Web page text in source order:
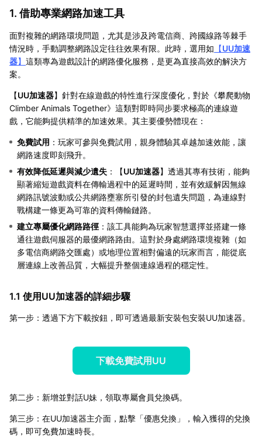
1. 借助專業網路加速工具
面對複雜的網路環境問題，尤其是涉及跨電信商、跨國線路等棘手
情況時，手動調整網路設定往往效果有限。此時，選用如 【UU加速
器】 這類專為遊戲設計的網路優化服務，是更為直接高效的解決方
案。
【UU加速器】針對在線遊戲的特性進行深度優化，對於《攀爬動物
Climber Animals Together》這類對即時同步要求極高的連線遊
戲，它能夠提供精準的加速效果。其主要優勢體現在：
免費試用 ：玩家可參與免費試用，親身體驗其卓越加速效能，讓
網路速度即刻飛升。
有效降低延遲與減少遺失 ：【UU加速器】透過其專有技術，能夠
顯著縮短遊戲資料在傳輸過程中的延遲時間，並有效緩解因無線
網路訊號波動或公共網路壅塞所引發的封包遺失問題，為連線對
戰構建一條更為可靠的資料傳輸鏈路。
建立專屬優化網路路徑 ：該工具能夠為玩家智慧選擇並搭建一條
通往遊戲伺服器的最優網路路由。這對於身處網路環境複雜（如
多電信商網路交匯處）或地理位置相對偏遠的玩家而言，能從底
層連線上改善品質，大幅提升整個連線過程的穩定性。
1.1 使用UU加速器的詳細步驟
第一步：透過下方下載按鈕，即可透過最新安裝包安裝UU加速器。
下載免費試用UU
第二步：新增並對話U妹，領取專屬會員兌換碼。
第三步：在UU加速器主介面，點擊「優惠兌換」，輸入獲得的兌換
碼，即可免費加速時長。